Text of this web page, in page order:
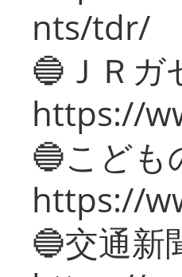
nts/tdr/
🔵ＪＲガ
https://
🔵こども
https://
🔵交通新